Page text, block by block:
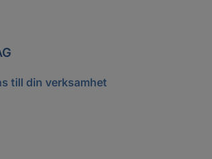
till din verksamhet